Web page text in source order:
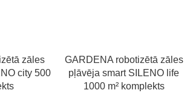
zāles
city 500
GARDENA robotizētā zāles
pļāvēja smart SILENO life
1000 m² komplekts